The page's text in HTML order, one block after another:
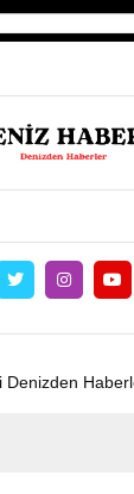
Denizden